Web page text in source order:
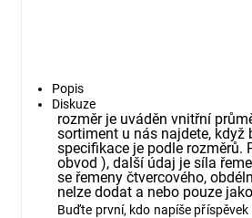
Popis
Diskuze
rozměr je uváděn vnitřní
sortiment u nás najdete, když
specifikace je podle rozměrů.
obvod ), další údaj je síla
se řemeny čtvercového,
nelze dodat a nebo pouze
Buďte první, kdo napíše